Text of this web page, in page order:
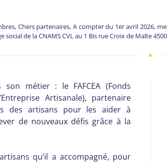
Chers partenaires, A compter du 1er avril 2026,
de la CNAMS CVL au 1 Bis rue Croix de Malte
son métier : le FAFCEA (Fonds
Artisanale), partenaire
des artisans pour les aider à
de nouveaux défis grâce à la
qu’il a accompagné, pour